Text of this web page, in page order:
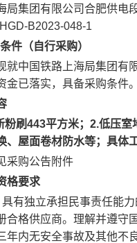
局集团有限公司合肥供电
B2023-048-1
件（自行采购）
就中国铁路上海局集团有
金已落实，具备采购条件。
粉刷443平方米；2.低压
、屋面卷材防水等；具体
采购公告附件
格要求
有独立承担民事责任能
合格供应商。理解并遵守
年内无安全事故及其他不